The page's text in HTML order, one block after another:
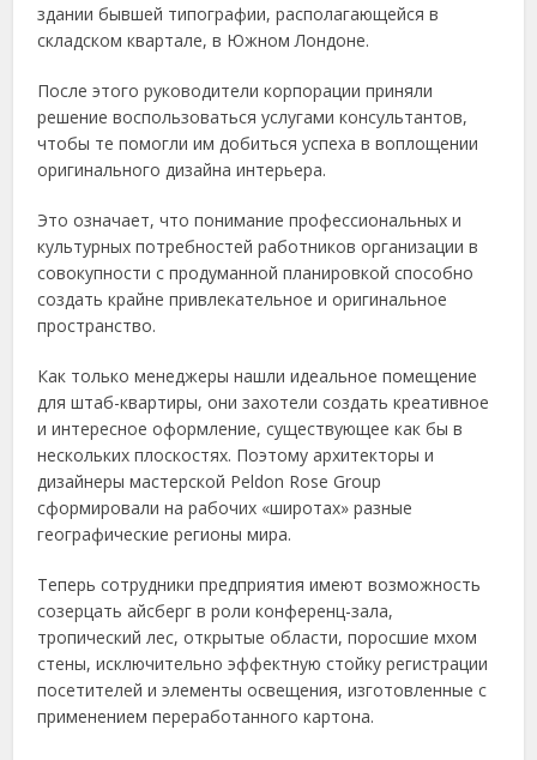
здании бывшей типографии, располагающейся в
складском квартале, в Южном Лондоне.
После этого руководители корпорации приняли
решение воспользоваться услугами консультантов,
чтобы те помогли им добиться успеха в воплощении
оригинального дизайна интерьера.
Это означает, что понимание профессиональных и
культурных потребностей работников организации в
совокупности с продуманной планировкой способно
создать крайне привлекательное и оригинальное
пространство.
Как только менеджеры нашли идеальное помещение
для штаб-квартиры, они захотели создать креативное
и интересное оформление, существующее как бы в
нескольких плоскостях. Поэтому архитекторы и
дизайнеры мастерской Peldon Rose Group
сформировали на рабочих «широтах» разные
географические регионы мира.
Теперь сотрудники предприятия имеют возможность
созерцать айсберг в роли конференц-зала,
тропический лес, открытые области, поросшие мхом
стены, исключительно эффектную стойку регистрации
посетителей и элементы освещения, изготовленные с
применением переработанного картона.